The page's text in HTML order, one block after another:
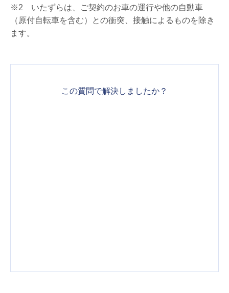
※2 いたずらは、ご契約のお車の運行や他の自動車
（原付自転車を含む）との衝突、接触によるものを除き
ます。
この質問で解決しましたか？